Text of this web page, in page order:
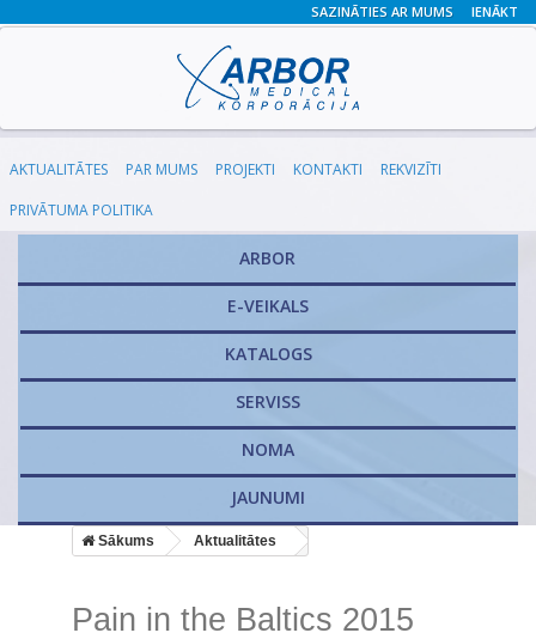
IENĀKT
SAZINĀTIES AR MUMS
AKTUALITĀTES PAR MUMS PROJEKTI KONTAKTI
REKVIZĪTI
PRIVĀTUMA POLITIKA
ARBOR
E-VEIKALS
KATALOGS
​SERVISS
NOMA
JAUNUMI
Sākums Aktualitātes
Pain in the Baltics 2015